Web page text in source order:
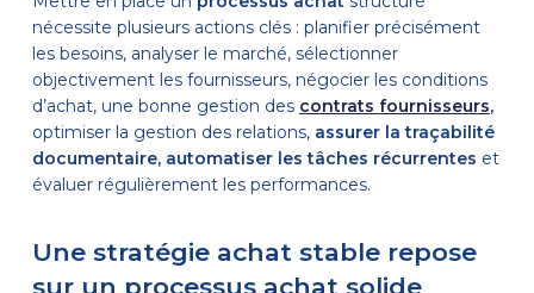
nécessite plusieurs actions clés : planifier précisément
les besoins, analyser le marché, sélectionner
objectivement les fournisseurs, négocier les conditions
d’achat, une bonne gestion des contrats fournisseurs,
optimiser la gestion des relations, assurer la traçabilité
documentaire, automatiser les tâches récurrentes et
évaluer régulièrement les performances.
Une stratégie achat stable repose
sur un processus achat solide